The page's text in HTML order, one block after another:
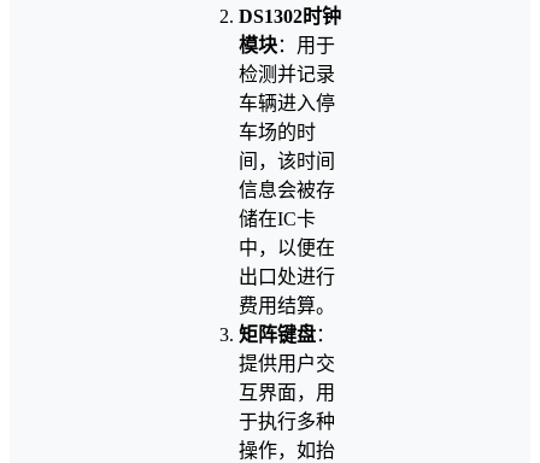
DS1302时钟
模块：用于
检测并记录
车辆进入停
车场的时
间，该时间
信息会被存
储在IC卡
中，以便在
出口处进行
费用结算。
矩阵键盘：
提供用户交
互界面，用
于执行多种
操作，如抬